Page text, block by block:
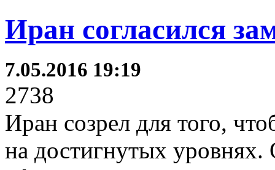
Иран согласился
7.05.2016 19:19
2738
Иран созрел для того,
на достигнутых